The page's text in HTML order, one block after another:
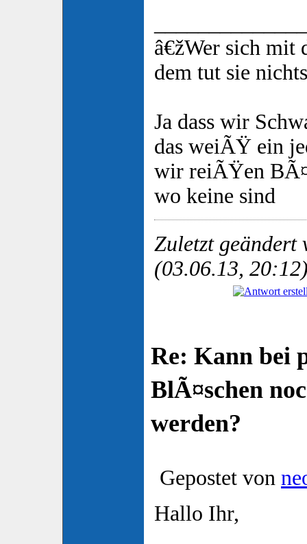
â€žWer sich mit
dem tut sie
Ja dass wir
das weiÃŸ ein
wir reiÃŸen
wo keine sind
Zuletzt geändert
(03.06.13,
Re: Kann bei
BlÃ¤schen
werden?
Gepostet von
Hallo Ihr,